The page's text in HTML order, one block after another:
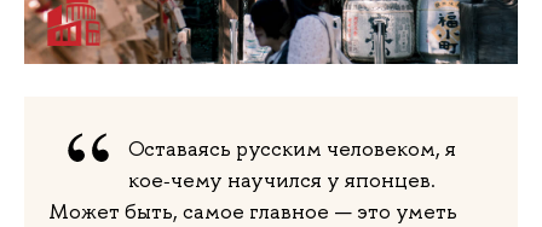
Оставаясь русским человеком, я
кое‑чему научился у японцев.
Может быть, самое главное — это уметь